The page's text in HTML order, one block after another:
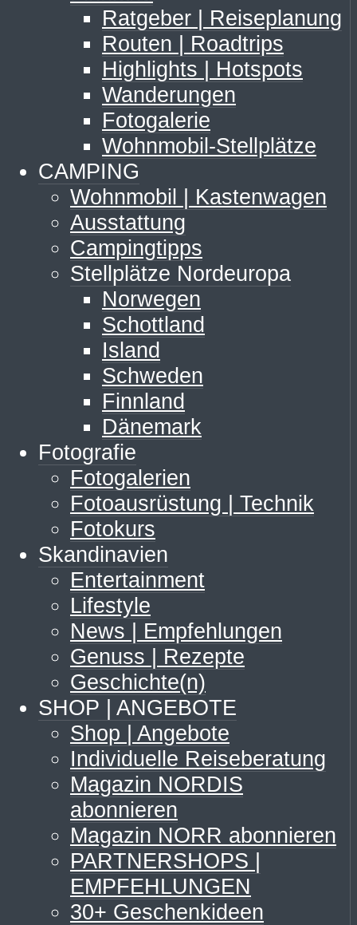
Ratgeber | Reiseplanung
Routen | Roadtrips
Highlights | Hotspots
Wanderungen
Fotogalerie
Wohnmobil-Stellplätze
CAMPING
Wohnmobil | Kastenwagen
Ausstattung
Campingtipps
Stellplätze Nordeuropa
Norwegen
Schottland
Island
Schweden
Finnland
Dänemark
Fotografie
Fotogalerien
Fotoausrüstung | Technik
Fotokurs
Skandinavien
Entertainment
Lifestyle
News | Empfehlungen
Genuss | Rezepte
Geschichte(n)
SHOP | ANGEBOTE
Shop | Angebote
Individuelle Reiseberatung
Magazin NORDIS
abonnieren
Magazin NORR abonnieren
PARTNERSHOPS |
EMPFEHLUNGEN
30+ Geschenkideen